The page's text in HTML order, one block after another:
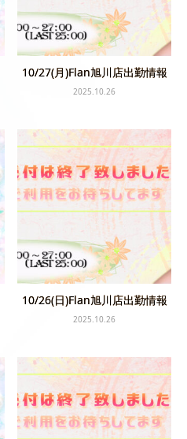
10/27(月)Flan旭川店出勤情報
2025.10.26
10/26(日)Flan旭川店出勤情報
2025.10.26